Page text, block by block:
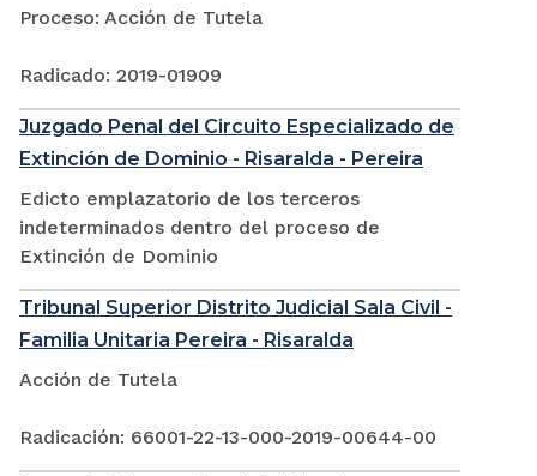
Proceso: Acción de Tutela
Radicado: 2019-01909
Juzgado Penal del Circuito Especializado de
Extinción de Dominio - Risaralda - Pereira
Edicto emplazatorio de los terceros
indeterminados dentro del proceso de
Extinción de Dominio
Tribunal Superior Distrito Judicial Sala Civil -
Familia Unitaria Pereira - Risaralda
Acción de Tutela
Radicación: 66001-22-13-000-2019-00644-00